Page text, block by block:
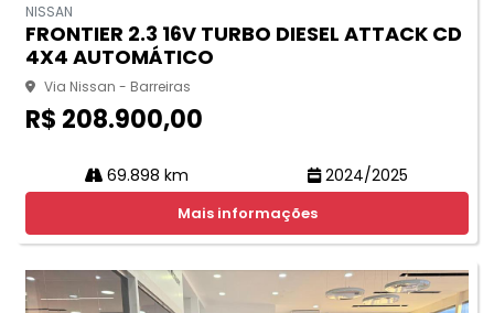
NISSAN
FRONTIER 2.3 16V TURBO DIESEL ATTACK CD
4X4 AUTOMÁTICO
Via Nissan - Barreiras
R$ 208.900,00
69.898 km 2024/2025
Mais informações